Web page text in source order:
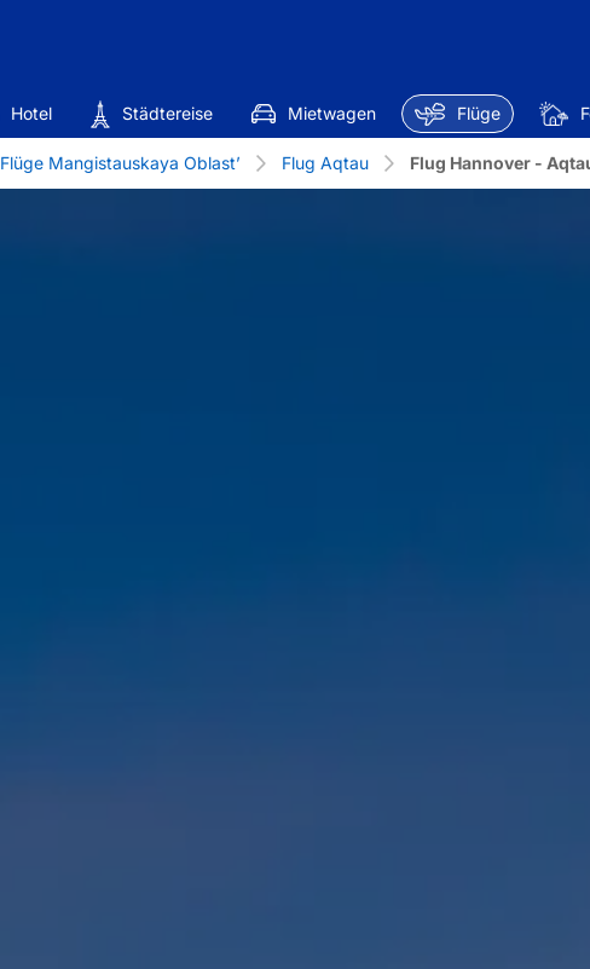
Hotel Städtereise Mietwagen Flüge
Flüge Mangistauskaya Oblast’ Flug Aqtau Flug Hannover -